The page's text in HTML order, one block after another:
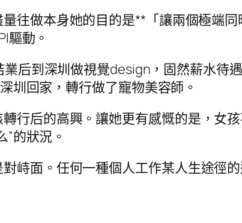
往做本身她的目的是**「讓兩個極端
驅動。
后到深圳做視覺design，固然薪水待
圳回家，轉行做了寵物美容師。
行后的高興。讓她更有感慨的是，女
的狀況。
峙面。任何一種個人工作某人生途徑